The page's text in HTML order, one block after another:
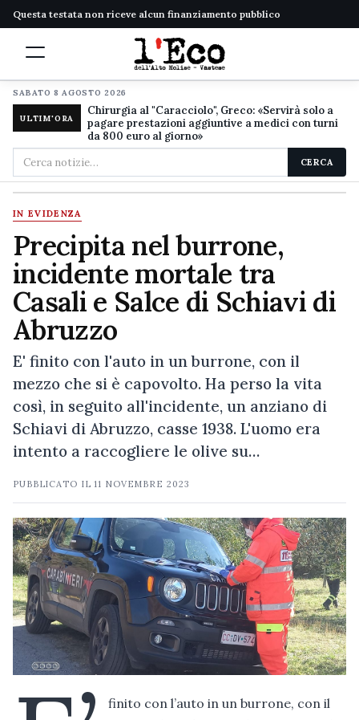
Questa testata non riceve alcun finanziamento pubblico
SABATO 8 AGOSTO 2026
ULTIM'ORA
Chirurgia al "Caracciolo", Greco: «Servirà solo a
pagare prestazioni aggiuntive a medici con turni
da 800 euro al giorno»
Cerca
nel
sito
CERCA
IN EVIDENZA
Precipita nel burrone,
incidente mortale tra
Casali e Salce di Schiavi di
Abruzzo
E' finito con l'auto in un burrone, con il
mezzo che si è capovolto. Ha perso la vita
così, in seguito all'incidente, un anziano di
Schiavi di Abruzzo, casse 1938. L'uomo era
intento a raccogliere le olive su…
PUBBLICATO IL11 NOVEMBRE 2023
finito con l’auto in un burrone, con il